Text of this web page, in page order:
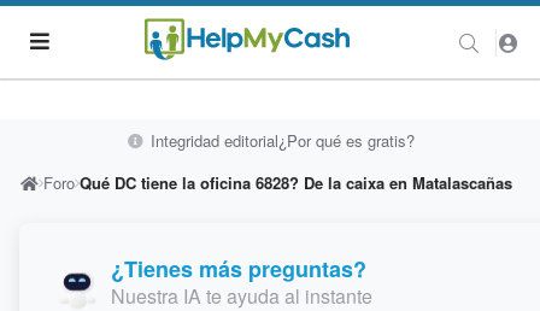
Integridad editorial¿Por qué es gratis?
Foro Qué DC tiene la oficina 6828? De la caixa en Matalascañas
¿Tienes más preguntas?
Nuestra IA te ayuda al instante